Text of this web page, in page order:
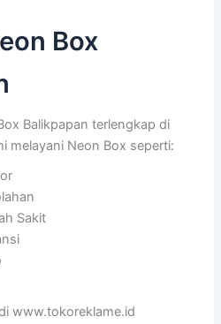
Box
Balikpapan terlengkap di
melayani Neon Box seperti:
Sakit
www.tokoreklame.id